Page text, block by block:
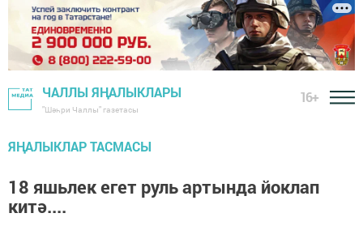
ЧАЛЛЫ ЯҢАЛЫКЛАРЫ
"Шәһри Чаллы" газетасы
16+
ЯҢАЛЫКЛАР ТАСМАСЫ
18 яшьлек егет руль артында йоклап
китә....